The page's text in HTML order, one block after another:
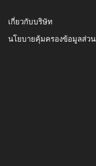
เกี่ยวกับบริษัท
นโยบายคุ้มครองข้อมูลส่ว